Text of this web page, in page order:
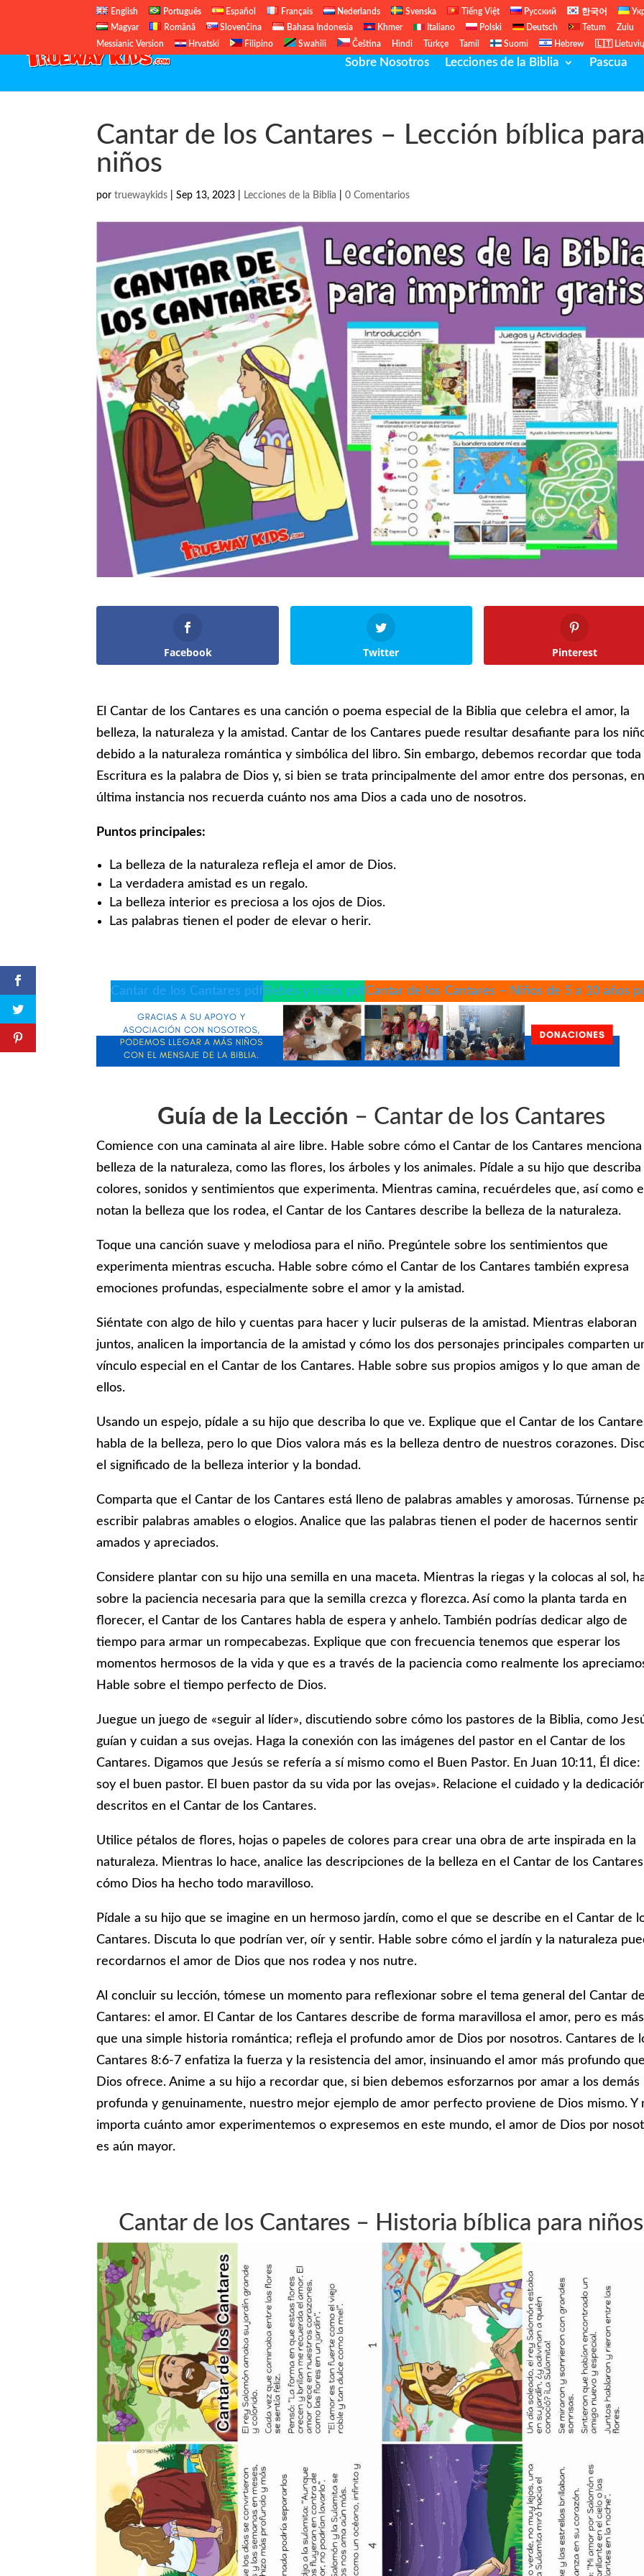
English Português Español Français Nederlands Svenska Tiếng Việt Русский 한국어
Magyar
Română Slovenčina Bahasa Indonesia Khmer Italiano Polski Deutsch Tetum Zulu
Messianic Version
Hrvatski Filipino Swahili Čeština Hindi Türkçe Tamil Suomi Hebrew 🇱🇹 Lietuvių
Sobre Nosotros Lecciones de la Biblia Pascua
Cantar de los Cantares – Lección bíblica para
niños
portruewaykids |Sep 13, 2023 Lecciones de la Biblia |0 Comentarios
Facebook Twitter Pinterest
El Cantar de los Cantares es una canción o poema especial de la Biblia que celebra el amor, la
belleza, la naturaleza y la amistad. Cantar de los Cantares puede resultar desafiante para los
debido a la naturaleza romántica y simbólica del libro. Sin embargo, debemos recordar que toda
Escritura es la palabra de Dios y, si bien se trata principalmente del amor entre dos personas, en
última instancia nos recuerda cuánto nos ama Dios a cada uno de nosotros.
Puntos principales:
La belleza de la naturaleza refleja el amor de Dios.
La verdadera amistad es un regalo.
La belleza interior es preciosa a los ojos de Dios.
Las palabras tienen el poder de elevar o herir.
Cantar de los Cantares pdfBebés y niños pdfCantar de los Cantares – Niños de 5 a 10 años
Guía de la Lección – Cantar de los Cantares
Comience con una caminata al aire libre. Hable sobre cómo el Cantar de los Cantares menciona
belleza de la naturaleza, como las flores, los árboles y los animales. Pídale a su hijo que describa
colores, sonidos y sentimientos que experimenta. Mientras camina, recuérdeles que, así como
notan la belleza que los rodea, el Cantar de los Cantares describe la belleza de la naturaleza.
Toque una canción suave y melodiosa para el niño. Pregúntele sobre los sentimientos que
experimenta mientras escucha. Hable sobre cómo el Cantar de los Cantares también expresa
emociones profundas, especialmente sobre el amor y la amistad.
Siéntate con algo de hilo y cuentas para hacer y lucir pulseras de la amistad. Mientras elaboran
juntos, analicen la importancia de la amistad y cómo los dos personajes principales comparten
vínculo especial en el Cantar de los Cantares. Hable sobre sus propios amigos y lo que aman de
ellos.
Usando un espejo, pídale a su hijo que describa lo que ve. Explique que el Cantar de los
habla de la belleza, pero lo que Dios valora más es la belleza dentro de nuestros corazones.
el significado de la belleza interior y la bondad.
Comparta que el Cantar de los Cantares está lleno de palabras amables y amorosas. Túrnense
escribir palabras amables o elogios. Analice que las palabras tienen el poder de hacernos sentir
amados y apreciados.
Considere plantar con su hijo una semilla en una maceta. Mientras la riegas y la colocas al sol,
sobre la paciencia necesaria para que la semilla crezca y florezca. Así como la planta tarda en
florecer, el Cantar de los Cantares habla de espera y anhelo. También podrías dedicar algo de
tiempo para armar un rompecabezas. Explique que con frecuencia tenemos que esperar los
momentos hermosos de la vida y que es a través de la paciencia como realmente los
Hable sobre el tiempo perfecto de Dios.
Juegue un juego de «seguir al líder», discutiendo sobre cómo los pastores de la Biblia, como
guían y cuidan a sus ovejas. Haga la conexión con las imágenes del pastor en el Cantar de los
Cantares. Digamos que Jesús se refería a sí mismo como el Buen Pastor. En Juan 10:11, Él dice:
soy el buen pastor. El buen pastor da su vida por las ovejas». Relacione el cuidado y la
descritos en el Cantar de los Cantares.
Utilice pétalos de flores, hojas o papeles de colores para crear una obra de arte inspirada en la
naturaleza. Mientras lo hace, analice las descripciones de la belleza en el Cantar de los
cómo Dios ha hecho todo maravilloso.
Pídale a su hijo que se imagine en un hermoso jardín, como el que se describe en el Cantar de
Cantares. Discuta lo que podrían ver, oír y sentir. Hable sobre cómo el jardín y la naturaleza
recordarnos el amor de Dios que nos rodea y nos nutre.
Al concluir su lección, tómese un momento para reflexionar sobre el tema general del Cantar
Cantares: el amor. El Cantar de los Cantares describe de forma maravillosa el amor, pero es más
que una simple historia romántica; refleja el profundo amor de Dios por nosotros. Cantares de
Cantares 8:6-7 enfatiza la fuerza y la resistencia del amor, insinuando el amor más profundo que
Dios ofrece. Anime a su hijo a recordar que, si bien debemos esforzarnos por amar a los demás
profunda y genuinamente, nuestro mejor ejemplo de amor perfecto proviene de Dios mismo. Y
importa cuánto amor experimentemos o expresemos en este mundo, el amor de Dios por
es aún mayor.
Cantar de los Cantares – Historia bíblica para niños